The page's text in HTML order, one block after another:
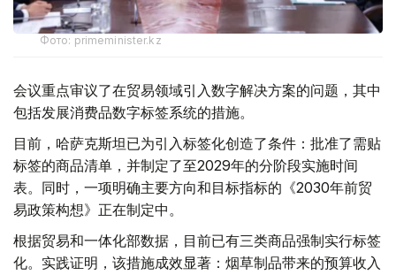
Фото: primeminister.kz
会议重点审议了在贸易领域引入数字解决方案的问题，其中
包括发展消费品数字标签系统的措施。
目前，哈萨克斯坦已为引入标签化创造了条件：批准了需贴
标签的商品清单，并制定了至2029年的分阶段实施时间
表。同时，一项明确主要方向和目标指标的《2030年前贸
易政策构想》正在制定中。
根据贸易和一体化部数据，目前已有三类商品强制实行标签
化。实践证明，该措施成效显著：烟草制品带来的预算收入